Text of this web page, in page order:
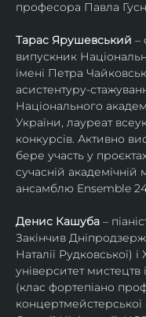
професора Павла
Тарас Ярушевський –
випускник
імені Петра
асистентуру-
Національного
України, лауреат
конкурсів. Активно
бере участь у
сучасній
ансамблю Ensemble
Денис Кашуба –
Закінчив
Наталії Рудковської)
університет мистецтв
(клас фортепіано